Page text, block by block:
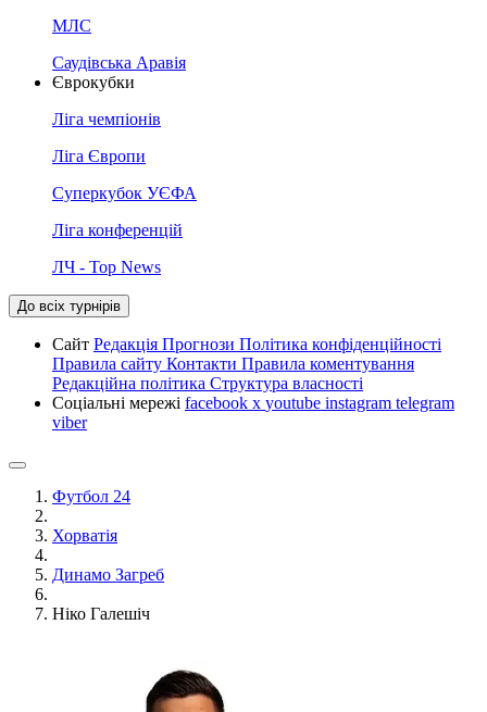
МЛС
Саудівська Аравія
Єврокубки
Ліга чемпіонів
Ліга Європи
Суперкубок УЄФА
Ліга конференцій
ЛЧ - Top News
До всіх турнірів
Сайт Редакція Прогнози Політика конфіденційності
Правила сайту Контакти Правила коментування
Редакційна політика Структура власності
Соціальні мережі facebook x youtube instagram telegram
viber
Футбол 24
Хорватія
Динамо Загреб
Ніко Галешіч